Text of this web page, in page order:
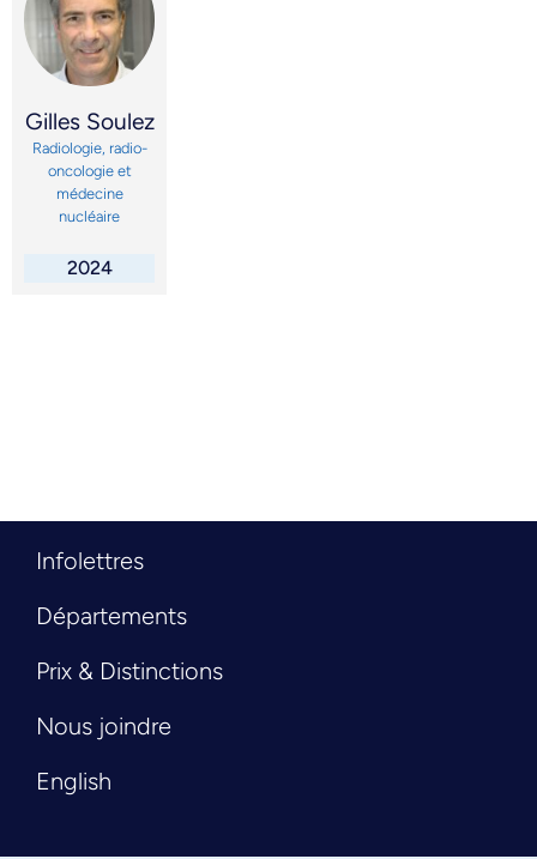
Gilles Soulez
Radiologie, radio-
oncologie et
médecine
nucléaire
2024
Infolettres
Départements
Prix & Distinctions
Nous joindre
English